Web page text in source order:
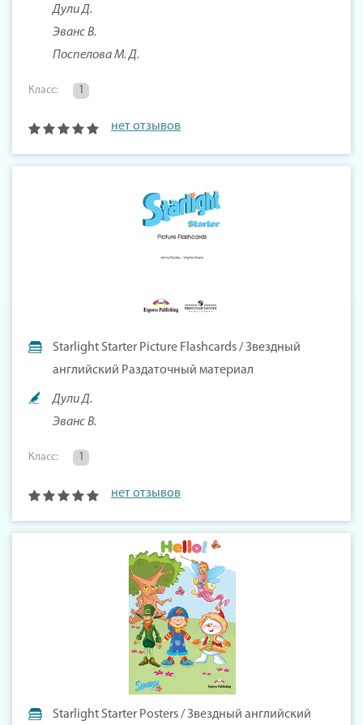
Дули Д.
Эванс В.
Поспелова М. Д.
Класс: 1
нет отзывов
Starlight Starter Picture Flashcards / Звездный
английский Раздаточный материал
Дули Д.
Эванс В.
Класс: 1
нет отзывов
Starlight Starter Posters / Звездный английский